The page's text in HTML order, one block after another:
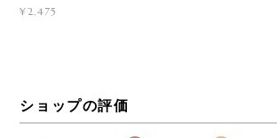
¥2,475
ショップの評価